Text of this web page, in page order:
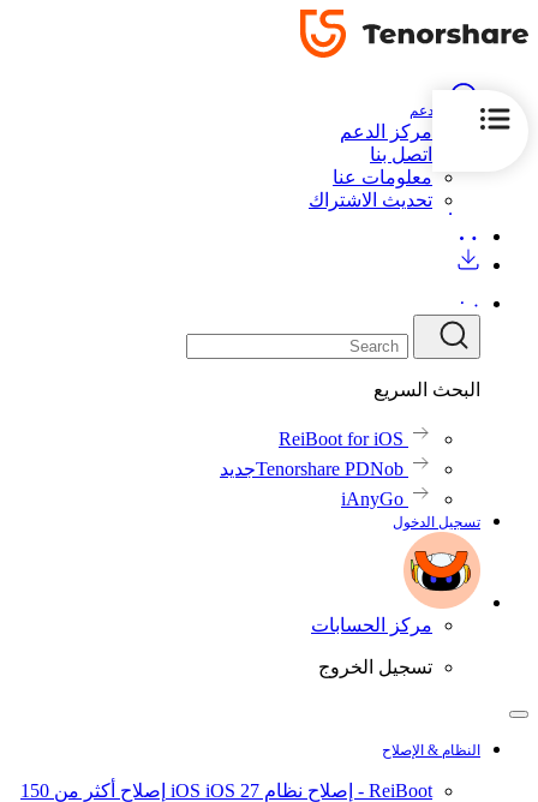
الدعم
مركز الدعم
اتصل بنا
معلومات عنا
تحديث الاشتراك
البحث السريع
ReiBoot for iOS
Tenorshare PDNobجديد
iAnyGo
تسجيل الدخول
مركز الحسابات
تسجيل الخروج
النظام & الإصلاح
ReiBoot - إصلاح نظام iOS iOS 27
إصلاح أكثر من 150